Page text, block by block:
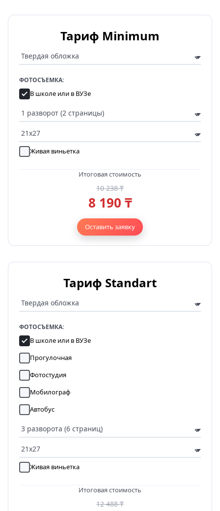
Тариф Minimum
ФОТОСЪЕМКА:
В школе или в ВУЗе
Живая виньетка
Итоговая стоимость
10 238 ₸
8 190 ₸
Оставить заявку
Тариф Standart
ФОТОСЪЕМКА:
В школе или в ВУЗе
Прогулочная
Фотостудия
Мобилограф
Автобус
Живая виньетка
Итоговая стоимость
12 488 ₸